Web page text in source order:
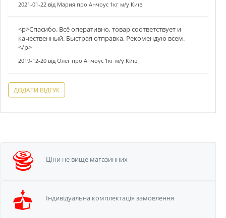
2021-01-22 від Мария про Анчоус 1кг м/у Київ
<p>Спасибо. Всё оперативно, товар соответствует и
качественный. Быстрая отправка, Рекомендую всем.
</p>
2019-12-20 від Олег про Анчоус 1кг м/у Київ
ДОДАТИ ВІДГУК
Ціни не вище магазинних
Iндивідуальна комплектація замовлення